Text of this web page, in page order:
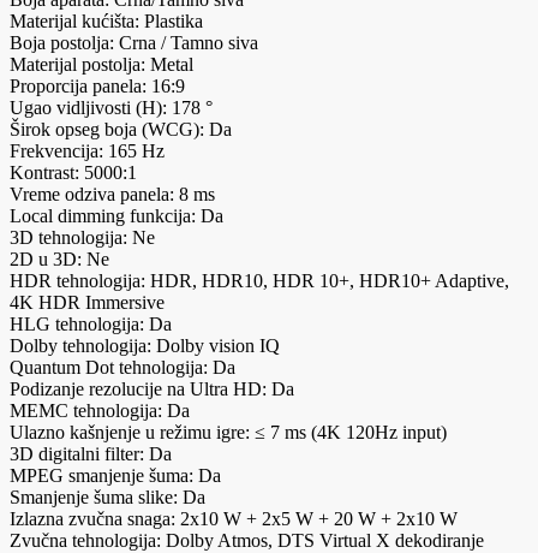
Materijal kućišta: Plastika
Boja postolja: Crna / Tamno siva
Materijal postolja: Metal
Proporcija panela: 16:9
Ugao vidljivosti (H): 178 °
Širok opseg boja (WCG): Da
Frekvencija: 165 Hz
Kontrast: 5000:1
Vreme odziva panela: 8 ms
Local dimming funkcija: Da
3D tehnologija: Ne
2D u 3D: Ne
HDR tehnologija: HDR, HDR10, HDR 10+, HDR10+ Adaptive,
4K HDR Immersive
HLG tehnologija: Da
Dolby tehnologija: Dolby vision IQ
Quantum Dot tehnologija: Da
Podizanje rezolucije na Ultra HD: Da
MEMC tehnologija: Da
Ulazno kašnjenje u režimu igre: ≤ 7 ms (4K 120Hz input)
3D digitalni filter: Da
MPEG smanjenje šuma: Da
Smanjenje šuma slike: Da
Izlazna zvučna snaga: 2x10 W + 2x5 W + 20 W + 2x10 W
Zvučna tehnologija: Dolby Atmos, DTS Virtual X dekodiranje